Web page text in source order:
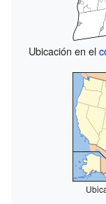
Ubicación en el